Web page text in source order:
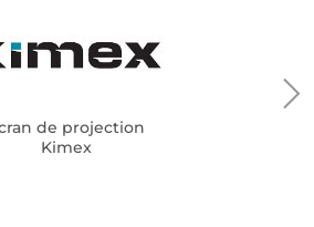
de projection
Kimex